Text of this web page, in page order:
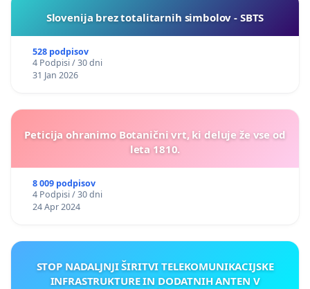
57. Marija Lesjak Reichenberg, pedagoginja
59. Aleksandra Miklavčič, ekonomistka
60. Jakob Arhar, podjetnik
61. Jože Guši Miklavčič, informatik
62. Kristjan Bauer, diplomirani ekonomist
63. Mag. Simon Delakorda, politolog in nevladnik
Slovenija brez totalitarnih simbolov - SBTS
528 podpisov
4 Podpisi / 30 dni
31 Jan 2026
Peticija ohranimo Botanični vrt, ki deluje že vse od
leta 1810.
8 009 podpisov
4 Podpisi / 30 dni
24 Apr 2024
STOP NADALJNJI ŠIRITVI TELEKOMUNIKACIJSKE
INFRASTRUKTURE IN DODATNIH ANTEN V